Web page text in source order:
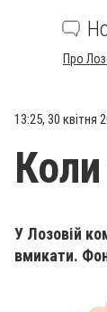
Про
13:25, 30 квітня
У Лозовій
вмикати.